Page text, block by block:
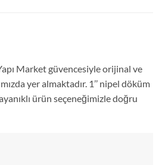
Market güvencesiyle orijinal ve
yer almaktadır. 1’’ nipel döküm
ürün seçeneğimizle doğru